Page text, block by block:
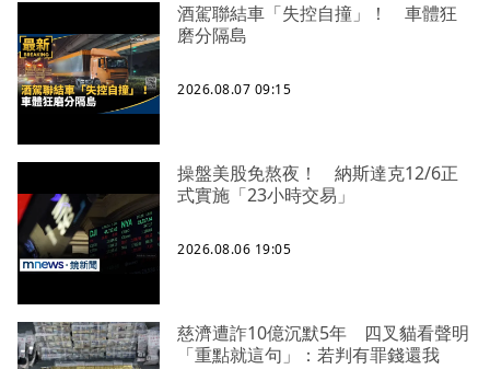
酒駕聯結車「失控自撞」！ 車體狂
磨分隔島
2026.08.07 09:15
操盤美股免熬夜！ 納斯達克12/6正
式實施「23小時交易」
2026.08.06 19:05
慈濟遭詐10億沉默5年 四叉貓看聲明
「重點就這句」：若判有罪錢還我